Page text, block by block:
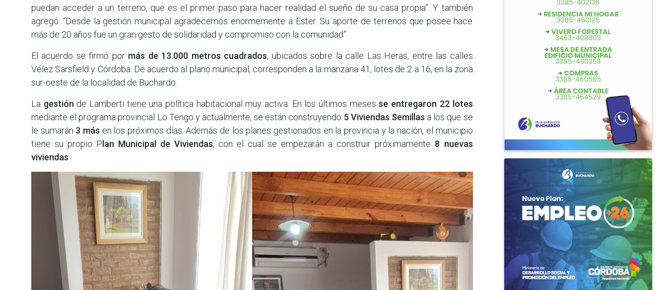
puedan acceder a un terreno, que es el primer paso para hacer realidad el sueño de su casa propia”. Y también
agregó: “Desde la gestión municipal agradecemos enormemente a Ester. Su aporte de terrenos que posee hace
más de 20 años fue un gran gesto de solidaridad y compromiso con la comunidad”.
El acuerdo se firmó pormás de 13.000 metros cuadrados, ubicados sobre la calle Las Heras, entre las calles
Vélez Sarsfield y Córdoba. De acuerdo al plano municipal, corresponden a la manzana 41, lotes de 2 a 16, en la zona
sur-oeste de la localidad de Buchardo.
La gestión de Lamberti tiene una política habitacional muy activa. En los últimos mesesse entregaron 22 lotes
mediante el programa provincial Lo Tengo y actualmente, se están construyendo 5 Viviendas Semillas a los que se
le sumarán 3 más en los próximos días. Además de los planes gestionados en la provincia y la nación, el municipio
tiene su propio P lan Municipal de Viviendas, con el cual se empezarán a construir próximamente 8 nuevas
viviendas.